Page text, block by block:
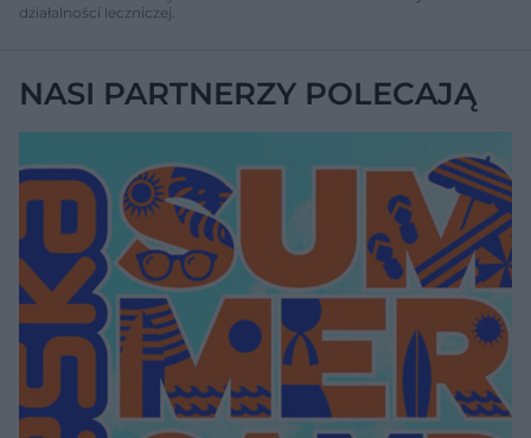
działalności leczniczej.
NASI PARTNERZY POLECAJĄ